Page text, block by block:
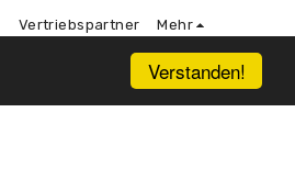
Verstanden!
Vertriebspartner Mehr